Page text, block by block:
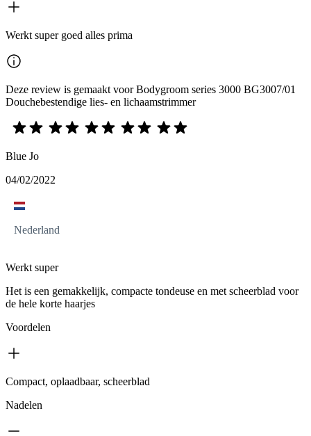
Werkt super goed alles prima
Deze review is gemaakt voor Bodygroom series 3000 BG3007/01
Douchebestendige lies- en lichaamstrimmer
Blue Jo
04/02/2022
Nederland
Werkt super
Het is een gemakkelijk, compacte tondeuse en met scheerblad voor
de hele korte haarjes
Voordelen
Compact, oplaadbaar, scheerblad
Nadelen